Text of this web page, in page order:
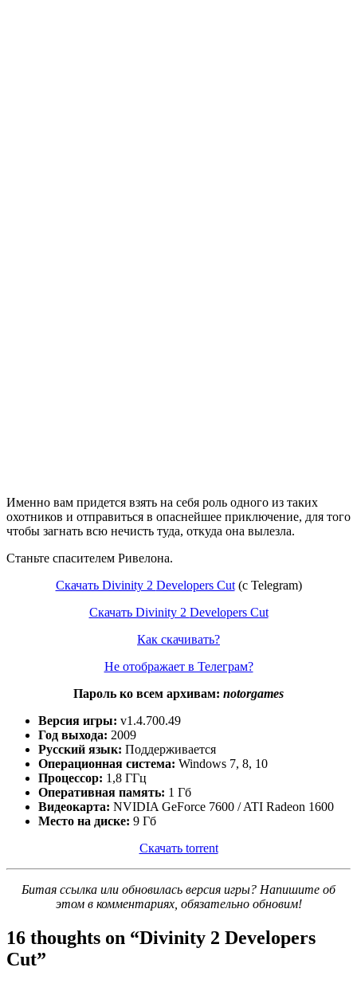
Именно вам придется взять на себя роль одного из таких
охотников и отправиться в опаснейшее приключение, для того
чтобы загнать всю нечисть туда, откуда она вылезла.
Станьте спасителем Ривелона.
Скачать Divinity 2 Developers Cut(c Telegram)
Скачать Divinity 2 Developers Cut
Как скачивать?
Не отображает в Телеграм?
Пароль ко всем архивам: notorgames
Версия игры: v1.4.700.49
Год выхода: 2009
Русский язык: Поддерживается
Операционная система: Windows 7, 8, 10
Процессор: 1,8 ГГц
Оперативная память: 1 Гб
Видеокарта: NVIDIA GeForce 7600 / ATI Radeon 1600
Место на диске: 9 Гб
Скачать torrent
Битая ссылка или обновилась версия игры? Напишите об
этом в комментариях, обязательно обновим!
16 thoughts on “Divinity 2 Developers
Cut”